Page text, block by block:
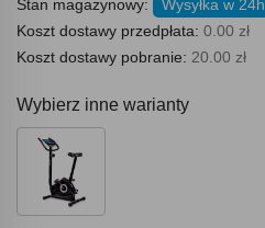
Stan magazynowy:
Wysyłka w 24h
Koszt dostawy przedpłata: 0.00 zł
Koszt dostawy pobranie: 20.00 zł
Wybierz inne warianty